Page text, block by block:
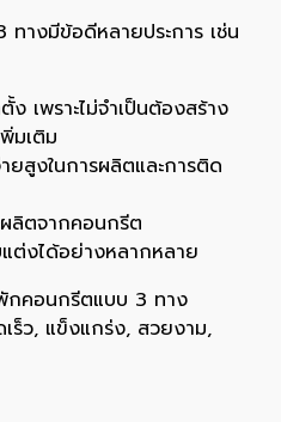
างมีข้อดีหลายประการ เช่น
ง เพราะไม่จำเป็นต้องสร้าง
มเติม
ายสูงในการผลิตและการติด
ผลิตจากคอนกรีต
แต่งได้อย่างหลากหลาย
กคอนกรีตแบบ 3 ทาง
ร็ว, แข็งแกร่ง, สวยงาม,